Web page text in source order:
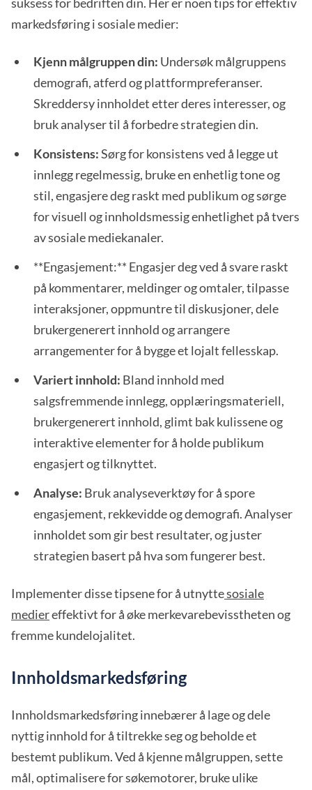
markedsføring i sosiale medier:
Kjenn målgruppen din: Undersøk målgruppens
demografi, atferd og plattformpreferanser.
Skreddersy innholdet etter deres interesser, og
bruk analyser til å forbedre strategien din.
Konsistens:Sørg for konsistens ved å legge ut
innlegg regelmessig, bruke en enhetlig tone og
stil, engasjere deg raskt med publikum og sørge
for visuell og innholdsmessig enhetlighet på tvers
av sosiale mediekanaler.
**Engasjement:** Engasjer deg ved å svare raskt
på kommentarer, meldinger og omtaler, tilpasse
interaksjoner, oppmuntre til diskusjoner, dele
brukergenerert innhold og arrangere
arrangementer for å bygge et lojalt fellesskap.
Variert innhold: Bland innhold med
salgsfremmende innlegg, opplæringsmateriell,
brukergenerert innhold, glimt bak kulissene og
interaktive elementer for å holde publikum
engasjert og tilknyttet.
Analyse: Bruk analyseverktøy for å spore
engasjement, rekkevidde og demografi. Analyser
innholdet som gir best resultater, og juster
strategien basert på hva som fungerer best.
Implementer disse tipsene for å utnyttesosiale
mediereffektivt for å øke merkevarebevisstheten og
fremme kundelojalitet.
Innholdsmarkedsføring
Innholdsmarkedsføring innebærer å lage og dele
nyttig innhold for å tiltrekke seg og beholde et
bestemt publikum. Ved å kjenne målgruppen, sette
mål, optimalisere for søkemotorer, bruke ulike